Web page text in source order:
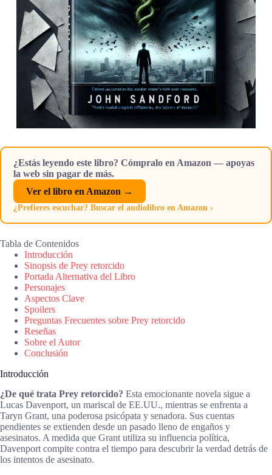
¿Estás leyendo este libro? Cómpralo en Amazon — apoyas
la web sin pagar de más.
Ver el libro en Amazon →
¿Prefieres escuchar? Buscar el audiolibro en Amazon ›
Tabla de Contenidos
Introducción
Sinopsis de Prey retorcido
Portada Alternativa del Libro
Personajes
Aspectos Clave
Spoilers
Preguntas Frecuentes sobre Prey retorcido
Reseñas
Sobre el Autor
Conclusión
Introducción
¿De qué trata Prey retorcido? Esta emocionante novela sigue a
Lucas Davenport, un mariscal de EE.UU., mientras se enfrenta a
Taryn Grant, una poderosa psicópata y senadora. Sus cuentas
pendientes se extienden desde un pasado lleno de engaños y
asesinatos. A medida que Grant utiliza su influencia política,
Davenport compite contra el tiempo para descubrir la verdad detrás de
los intentos de asesinato.